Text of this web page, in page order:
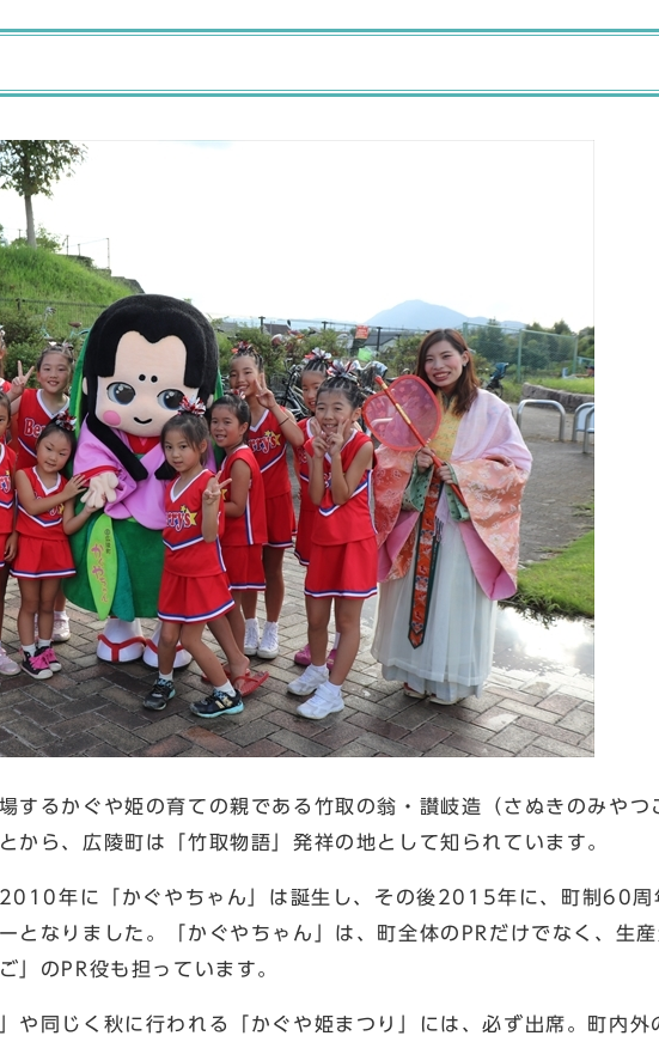
するかぐや姫の育ての親である竹取の翁・讃岐造（さぬきのみやつ
から、広陵町は「竹取物語」発祥の地として知られています。
年に「かぐやちゃん」は誕生し、その後2015年に、町制60周
となりました。「かぐやちゃん」は、町全体のPRだけでなく、生
」のPR役も担っています。
や同じく秋に行われる「かぐや姫まつり」には、必ず出席。町内外